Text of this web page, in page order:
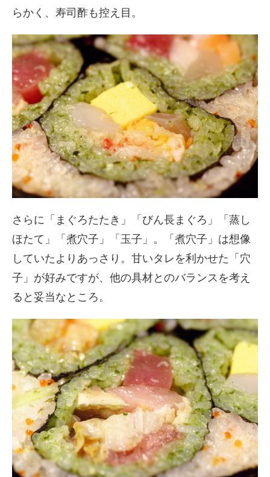
らかく、寿司酢も控え目。
さらに「まぐろたたき」「びん長まぐろ」「蒸し
ほたて」「煮穴子」「玉子」。「煮穴子」は想像
していたよりあっさり。甘いタレを利かせた「穴
子」が好みですが、他の具材とのバランスを考え
ると妥当なところ。